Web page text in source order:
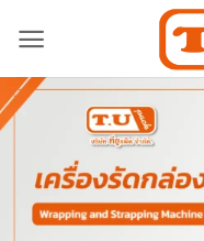
content